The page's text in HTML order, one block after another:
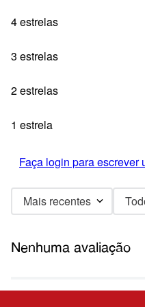
4 estrelas
3 estrelas
2 estrelas
1 estrela
Faça login para escrever
Mais recentes
Nenhuma avaliação